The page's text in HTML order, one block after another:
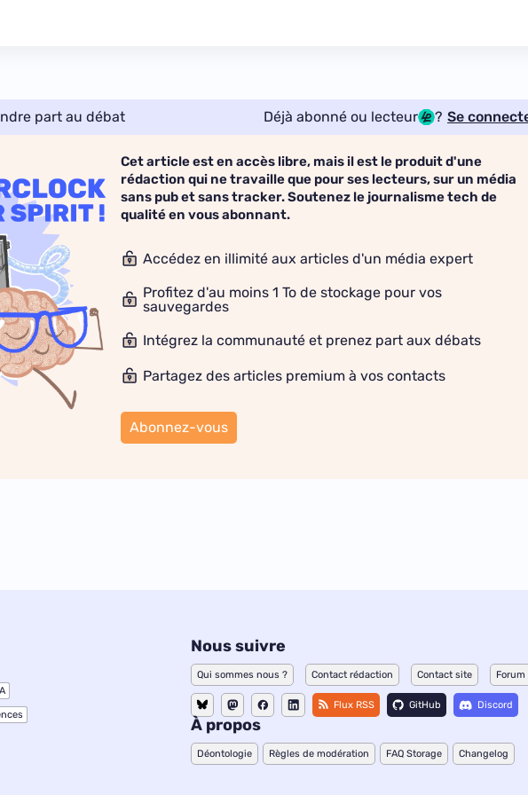
part au débat Déjà abonné ou lecteur ? Se
Cet article est en accès libre, mais il est le produit d'une
rédaction qui ne travaille que pour ses lecteurs, sur un média
sans pub et sans tracker. Soutenez le journalisme tech de
qualité en vous abonnant.
Accédez en illimité aux articles d'un média expert
Profitez d'au moins 1 To de stockage pour vos
sauvegardes
Intégrez la communauté et prenez part aux débats
Partagez des articles premium à vos contacts
Abonnez-vous
Nous suivre
Qui sommes nous ? Contact rédaction Contact site Forum
Flux RSS GitHub Discord
À propos
Déontologie Règles de modération FAQ Storage Changelog